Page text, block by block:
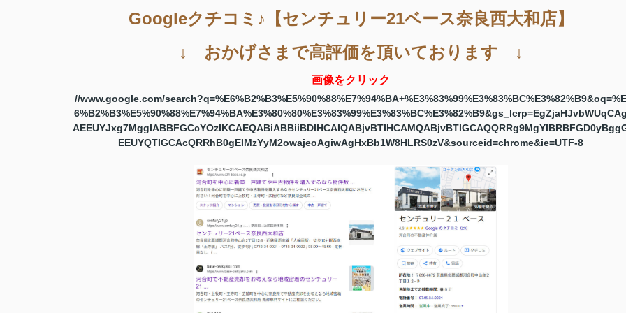
Googleクチコミ♪【センチュリー21ベース奈良西大和店】
↓ おかげさまで高評価を頂いております ↓
画像をクリック
//www.google.com/search?q=%E6%B2%B3%E5%90%88%E7%94%BA+%E3%83%99%E3%83%BC%E3%82%B9&oq=%E
6%B2%B3%E5%90%88%E7%94%BA%E3%80%80%E3%83%99%E3%83%BC%E3%82%B9&gs_lcrp=EgZjaHJvbWUqCAg
EEUYQTIGCAcQRRhB0gEIMzYyM2owajeoAgiwAgHxBb1W8HLRS0zV&sourceid=chrome&ie=UTF-8